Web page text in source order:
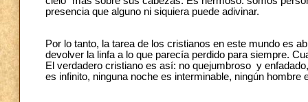
presencia que alguno ni siquiera puede adivinar.
Por lo tanto, la tarea de los cristianos en este mundo es
devolver la linfa a lo que parecía perdido para siempre.
El verdadero cristiano es así: no quejumbroso y
es infinito, ninguna noche es interminable, ningún